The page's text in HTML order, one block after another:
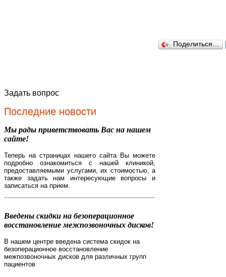
Поделиться…
Задать вопрос
Последние новости
Мы рады приветствовать Вас на нашем
сайте!
Теперь на страницах нашего сайта Вы можете
подробно ознакомиться с нашей клиникой,
предоставляемыми услугами, их стоимостью, а
также задать нам интересующие вопросы и
записаться на прием.
Введены скидки на безоперационное
восстановление межпозвоночных дисков!
В нашем центре введена система скидок на
безоперационное восстановление
межпозвоночных дисков для различных групп
пациентов